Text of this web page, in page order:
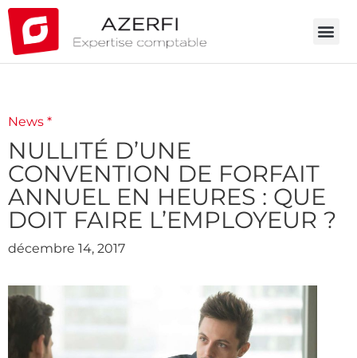
News *
NULLITÉ D’UNE
CONVENTION DE FORFAIT
ANNUEL EN HEURES : QUE
DOIT FAIRE L’EMPLOYEUR ?
décembre 14, 2017